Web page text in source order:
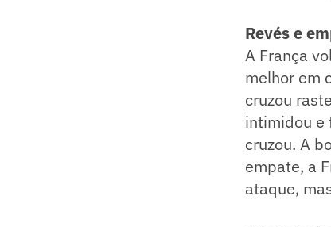
Revés e
A França
melhor em
cruzou
intimidou e
cruzou. A
empate, a
ataque,